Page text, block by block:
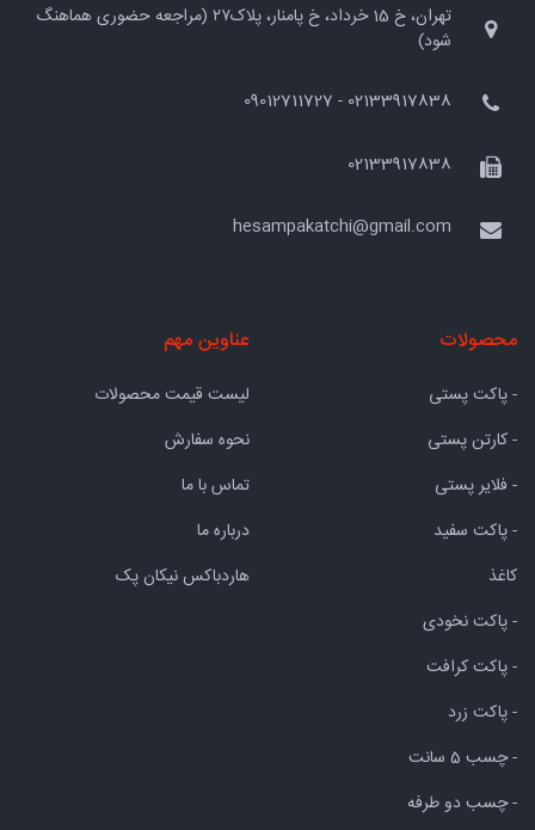
تهران، خ 15 خرداد، خ پامنار، پلاک۲۷ (مراجعه حضوری هماهنگ
شود)
02133917838 - 09012711727
02133917838
hesampakatchi@gmail.com
محصولات
- پاکت پستی
- کارتن پستی
- فلایر پستی
- پاکت سفید
کاغذ
- پاکت نخودی
- پاکت کرافت
- پاکت زرد
- چسب 5 سانت
- چسب دو طرفه
عناوین مهم
لیست قیمت محصولات
نحوه سفارش
تماس با ما
درباره ما
هاردباکس نیکان پک